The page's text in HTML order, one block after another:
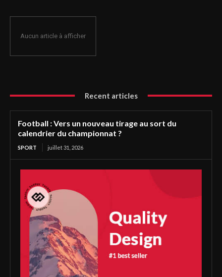
Aucun article à afficher
Recent articles
Football : Vers un nouveau tirage au sort du
calendrier du championnat ?
SPORT juillet 31, 2026